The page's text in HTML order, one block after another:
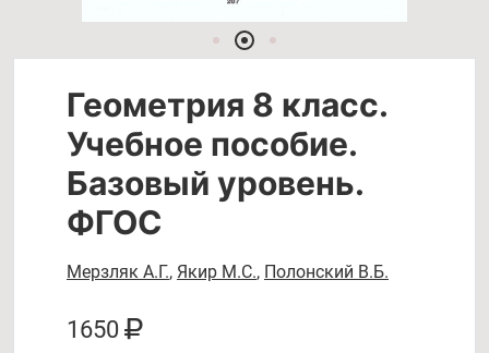
Геометрия 8 класс.
Учебное пособие.
Базовый уровень.
ФГОС
Мерзляк А.Г., Якир М.С., Полонский В.Б.
1650